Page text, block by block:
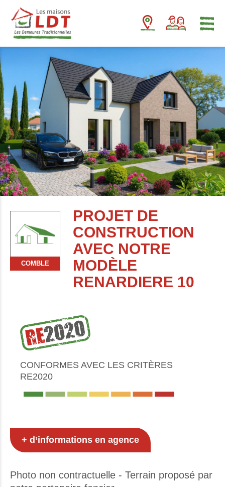
COMBLE
PROJET DE
CONSTRUCTION
AVEC NOTRE
MODÈLE
RENARDIERE 10
CONFORMES AVEC LES CRITÈRES
RE2020
+ d’informations en agence
Photo non contractuelle - Terrain proposé par